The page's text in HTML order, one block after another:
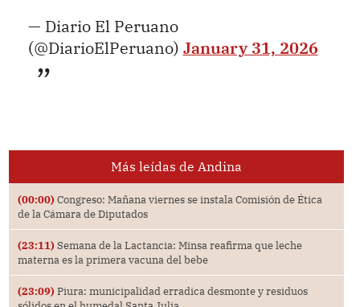
— Diario El Peruano
(@DiarioElPeruano) January 31, 2026
Más leídas de Andina
(00:00) Congreso: Mañana viernes se instala Comisión de Ética
de la Cámara de Diputados
(23:11) Semana de la Lactancia: Minsa reafirma que leche
materna es la primera vacuna del bebe
(23:09) Piura: municipalidad erradica desmonte y residuos